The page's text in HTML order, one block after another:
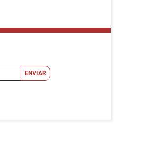
ENVIAR